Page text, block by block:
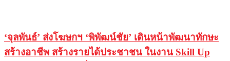
‘จุลพันธ์’ ส่งโฆษกฯ ‘พิพัฒน์ชัย’ เดินหน้าพัฒนาทักษะ
สร้างอาชีพ สร้างรายได้ประชาชน ในงาน Skill Up